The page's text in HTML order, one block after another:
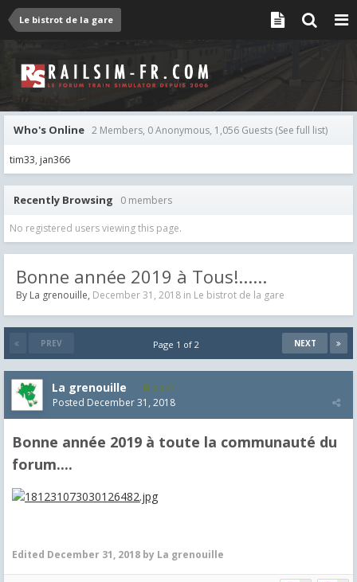
Le bistrot de la gare
Who's Online 2 Members, 0 Anonymous, 1,056 Guests (See full list)
tim33 jan366
Recently Browsing 0 members
No registered users viewing this page.
Bonne année 2019 à Tous!......
By La grenouille, December 31, 2018 in Le bistrot de la gare
PREV NEXT
Page 1 of 2
La grenouille 3,271
Posted December 31, 2018
Bonne année 2019 à toute la communauté du
forum....
Edited December 31, 2018 by La grenouille